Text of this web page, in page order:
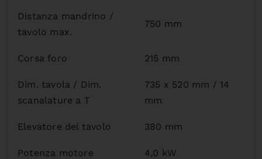
Distanza mandrino /
tavolo max.
750 mm
Corsa foro 215 mm
Dim. tavola / Dim.
scanalature a T
735 x 520 mm / 14
mm
Elevatore del tavolo 380 mm
Potenza motore 4,0 kW